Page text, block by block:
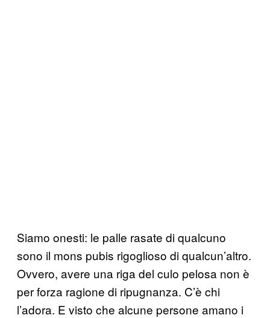
Siamo onesti: le palle rasate di qualcuno
sono il mons pubis rigoglioso di qualcun’altro.
Ovvero, avere una riga del culo pelosa non è
per forza ragione di ripugnanza. C’è chi
l’adora. E visto che alcune persone amano i